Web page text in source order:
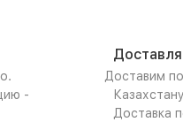
-
Доставим
Доставка